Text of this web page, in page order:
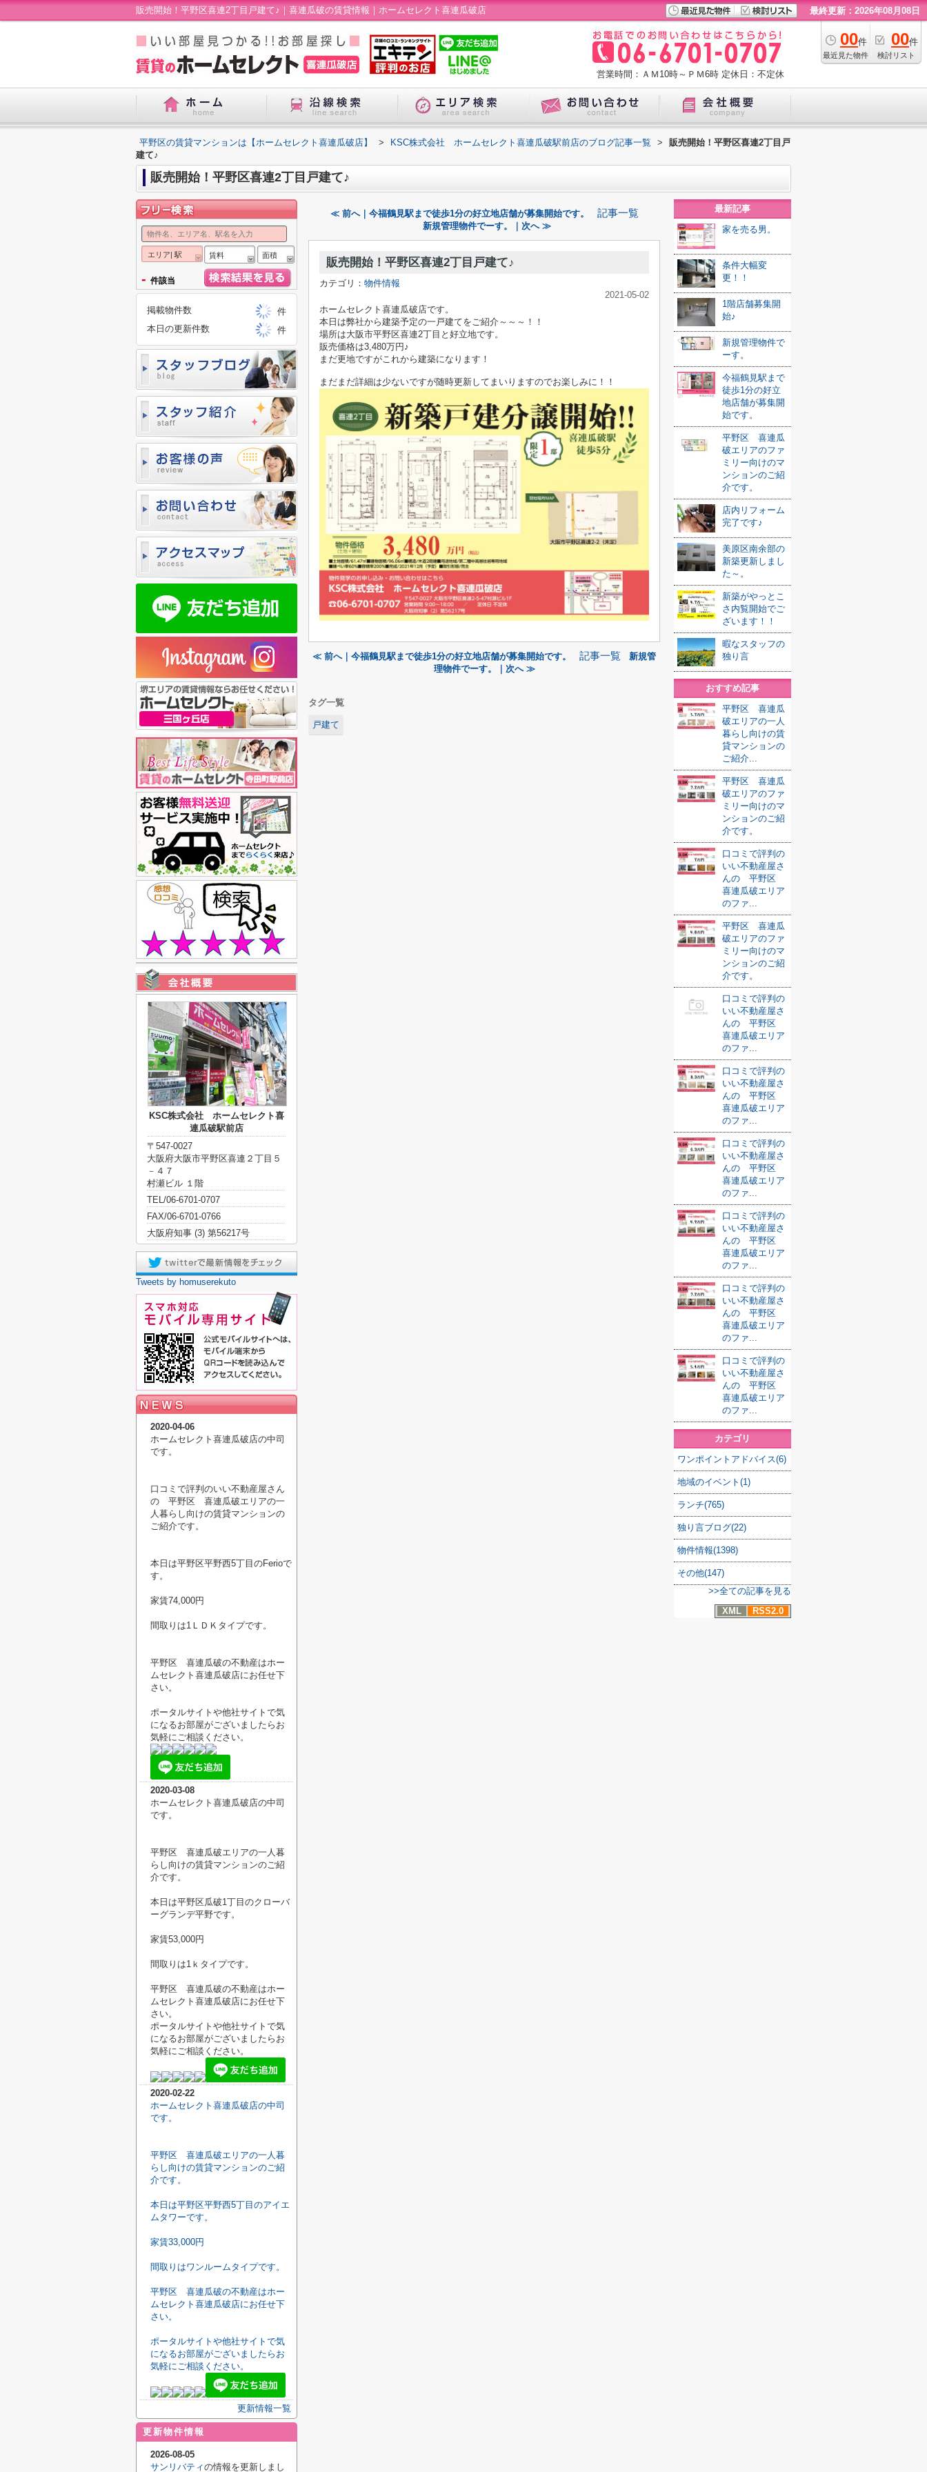
販売開始！平野区喜連2丁目戸建て♪｜喜連瓜破の賃貸情報｜ホームセレクト喜連瓜破店 最終更新：2026年08月08日
00件
最近見た物件
00件
検討リスト
営業時間：ＡＭ10時～ＰＭ6時 定休日：不定休
平野区の賃貸マンションは【ホームセレクト喜連瓜破店】 > KSC株式会社 ホームセレクト喜連瓜破駅前店のブログ記事一覧 >
販売開始！平野区喜連2丁目戸
建て♪
販売開始！平野区喜連2丁目戸建て♪
≪ 前へ｜今福鶴見駅まで徒歩1分の好立地店舗が募集開始です。 記事一覧
新規管理物件でーす。｜次へ ≫
販売開始！平野区喜連2丁目戸建て♪
カテゴリ： 物件情報
2021-05-02
ホームセレクト喜連瓜破店です。
本日は弊社から建築予定の一戸建てをご紹介～～～！！
場所は大阪市平野区喜連2丁目と好立地です。
販売価格は3,480万円♪
まだ更地ですがこれから建築になります！
まだまだ詳細は少ないですが随時更新してまいりますのでお楽しみに！！
≪ 前へ｜今福鶴見駅まで徒歩1分の好立地店舗が募集開始です。 記事一覧
新規管
理物件でーす。｜次へ ≫
タグ一覧
戸建て
最新記事
家を売る男。
条件大幅変
更！！
1階店舗募集開
始♪
新規管理物件で
ーす。
今福鶴見駅まで
徒歩1分の好立
地店舗が募集開
始です。
平野区 喜連瓜
破エリアのファ
ミリー向けのマ
ンションのご紹
介です。
店内リフォーム
完了です♪
美原区南余部の
新築更新しまし
た～。
新築がやっとこ
さ内覧開始でご
ざいます！！
暇なスタッフの
独り言
おすすめ記事
平野区 喜連瓜
破エリアの一人
暮らし向けの賃
貸マンションの
ご紹介...
平野区 喜連瓜
破エリアのファ
ミリー向けのマ
ンションのご紹
介です。
口コミで評判の
いい不動産屋さ
んの 平野区
喜連瓜破エリア
のファ...
平野区 喜連瓜
破エリアのファ
ミリー向けのマ
ンションのご紹
介です。
口コミで評判の
いい不動産屋さ
んの 平野区
喜連瓜破エリア
のファ...
口コミで評判の
いい不動産屋さ
んの 平野区
喜連瓜破エリア
のファ...
口コミで評判の
いい不動産屋さ
んの 平野区
喜連瓜破エリア
のファ...
口コミで評判の
いい不動産屋さ
んの 平野区
喜連瓜破エリア
のファ...
口コミで評判の
いい不動産屋さ
んの 平野区
喜連瓜破エリア
のファ...
口コミで評判の
いい不動産屋さ
んの 平野区
喜連瓜破エリア
のファ...
カテゴリ
ワンポイントアドバイス(6)
地域のイベント(1)
ランチ(765)
独り言ブログ(22)
物件情報(1398)
その他(147)
>>全ての記事を見る
XML
RSS2.0
エリア| 駅 賃料 面積
- 件該当
掲載物件数
件
本日の更新件数
件
KSC株式会社 ホームセレクト喜
連瓜破駅前店
〒547-0027
大阪府大阪市平野区喜連２丁目５
－４７
村瀬ビル １階
TEL/06-6701-0707
FAX/06-6701-0766
大阪府知事 (3) 第56217号
Tweets by homuserekuto
2020-04-06
ホームセレクト喜連瓜破店の中司
です。
口コミで評判のいい不動産屋さん
の 平野区 喜連瓜破エリアの一
人暮らし向けの賃貸マンションの
ご紹介です。
本日は平野区平野西5丁目のFerioで
す。
家賃74,000円
間取りは1ＬＤＫタイプです。
平野区 喜連瓜破の不動産はホー
ムセレクト喜連瓜破店にお任せ下
さい。
ポータルサイトや他社サイトで気
になるお部屋がございましたらお
気軽にご相談ください。
2020-03-08
ホームセレクト喜連瓜破店の中司
です。
平野区 喜連瓜破エリアの一人暮
らし向けの賃貸マンションのご紹
介です。
本日は平野区瓜破1丁目のクローバ
ーグランデ平野です。
家賃53,000円
間取りは1ｋタイプです。
平野区 喜連瓜破の不動産はホー
ムセレクト喜連瓜破店にお任せ下
さい。
ポータルサイトや他社サイトで気
になるお部屋がございましたらお
気軽にご相談ください。
2020-02-22
ホームセレクト喜連瓜破店の中司
です。
平野区 喜連瓜破エリアの一人暮
らし向けの賃貸マンションのご紹
介です。
本日は平野区平野西5丁目のアイエ
ムタワーです。
家賃33,000円
間取りはワンルームタイプです。
平野区 喜連瓜破の不動産はホー
ムセレクト喜連瓜破店にお任せ下
さい。
ポータルサイトや他社サイトで気
になるお部屋がございましたらお
気軽にご相談ください。
更新情報一覧
更新物件情報
2026-08-05
サンリバティの情報を更新しまし